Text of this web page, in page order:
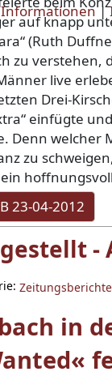
auf knapp
(Ruth
verstehen,
live
Drei-
einfügte
zu
ein
23-04-2012
-
Zeitungsberichte
in
|